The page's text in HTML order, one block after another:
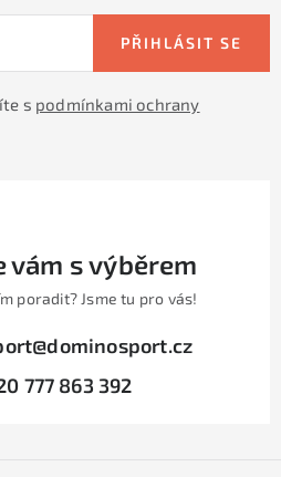
s podmínkami ochrany
PŘIHLÁSIT SE
vám s výběrem
poradit? Jsme tu pro vás!
@dominosport.cz
777 863 392